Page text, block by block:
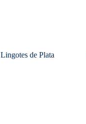
Lingotes de Plata